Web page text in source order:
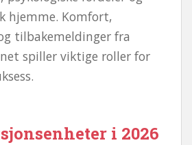
hjemme. Komfort,
tilbakemeldinger fra
spiller viktige roller for
i 2026